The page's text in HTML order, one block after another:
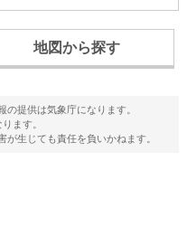
地図から探す
提供は気象庁になります。
ます。
生じても責任を負いかねます。